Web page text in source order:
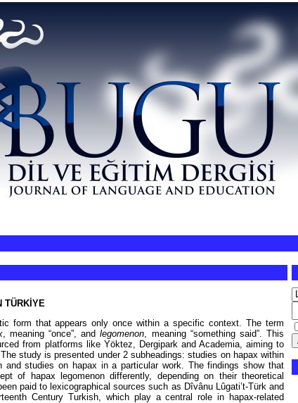
TÜRKİYE
form that appears only once within a specific context. The term
, meaning “once”, andlegomenon , meaning “something said”. This
from platforms like Yöktez, Dergipark and Academia, aiming to
study is presented under 2 subheadings: studies on hapax within
and studies on hapax in a particular work. The findings show that
of hapax legomenon differently, depending on their theoretical
paid to lexicographical sources such as Dîvânu Lûgati’t-Türk and
Century Turkish, which play a central role in hapax-related